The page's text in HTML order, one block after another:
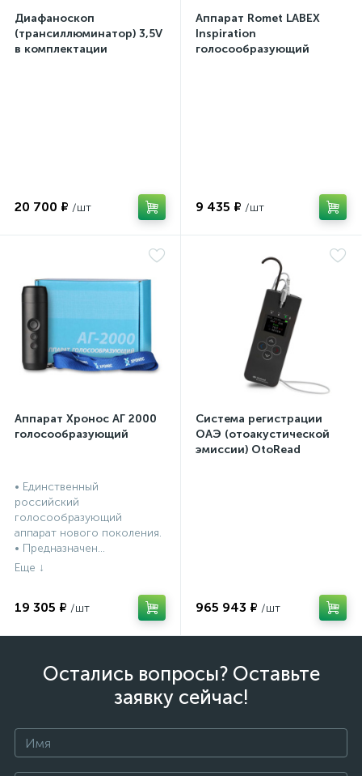
Диафаноскоп
(трансиллюминатор) 3,5V
в комплектации
20 700 ₽
Аппарат Romet LABEX
Inspiration
голосообразующий
9 435 ₽
Аппарат Хронос АГ 2000
голосообразующий
• Единственный
российский
голосообразующий
аппарат нового поколения.
• Предназначен...
19 305 ₽
Система регистрации
ОАЭ (отоакустической
эмиссии) OtoRead
965 943 ₽
Остались вопросы? Оставьте
заявку сейчас!